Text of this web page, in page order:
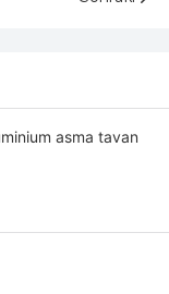
asma tavan